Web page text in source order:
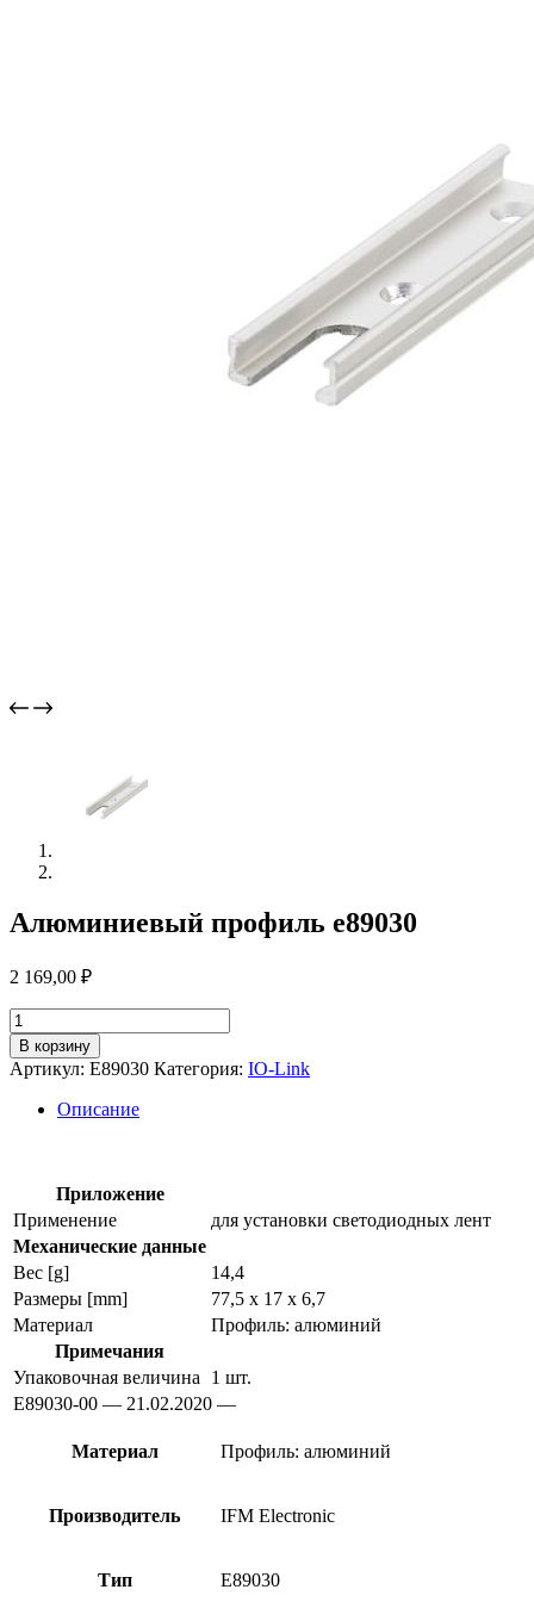
Алюминиевый профиль e89030
2 169,00 ₽
Количество
товара
Алюминиевый
профиль
e89030
В корзину
Артикул: E89030 Категория: IO-Link
Описание
Приложение
Применение
для установки светодиодных лент
Механические данные
Вес [g]
14,4
Размеры [mm]
77,5 x 17 x 6,7
Материал
Профиль: алюминий
Примечания
Упаковочная величина
1 шт.
E89030-00 — 21.02.2020 —
Материал Профиль: алюминий
Производитель IFM Electronic
Тип E89030